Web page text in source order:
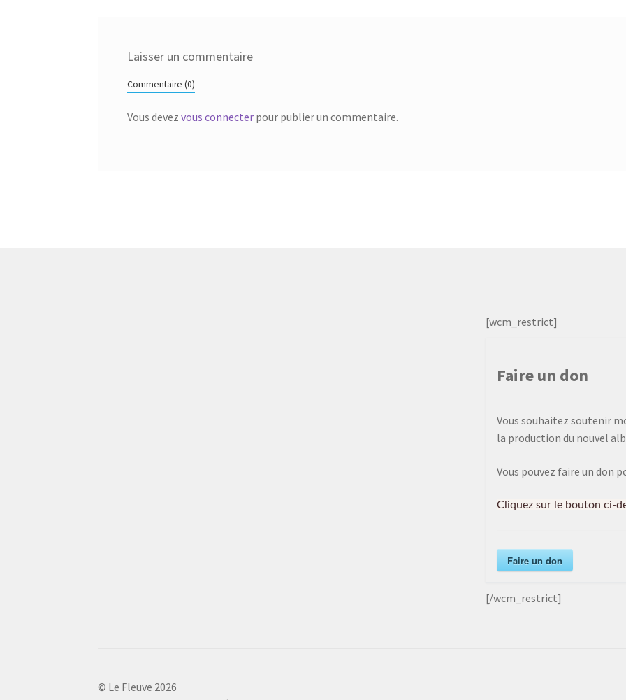
Laisser un commentaire
Commentaire (0)
Vous devez vous connecterpour publier un commentaire.
[wcm_restrict]
Faire un don
Vous souhaitez soutenir
la production du nouvel
Vous pouvez faire un don
Cliquez sur le bouton ci-
Faire un don
[/wcm_restrict]
© Le Fleuve 2026